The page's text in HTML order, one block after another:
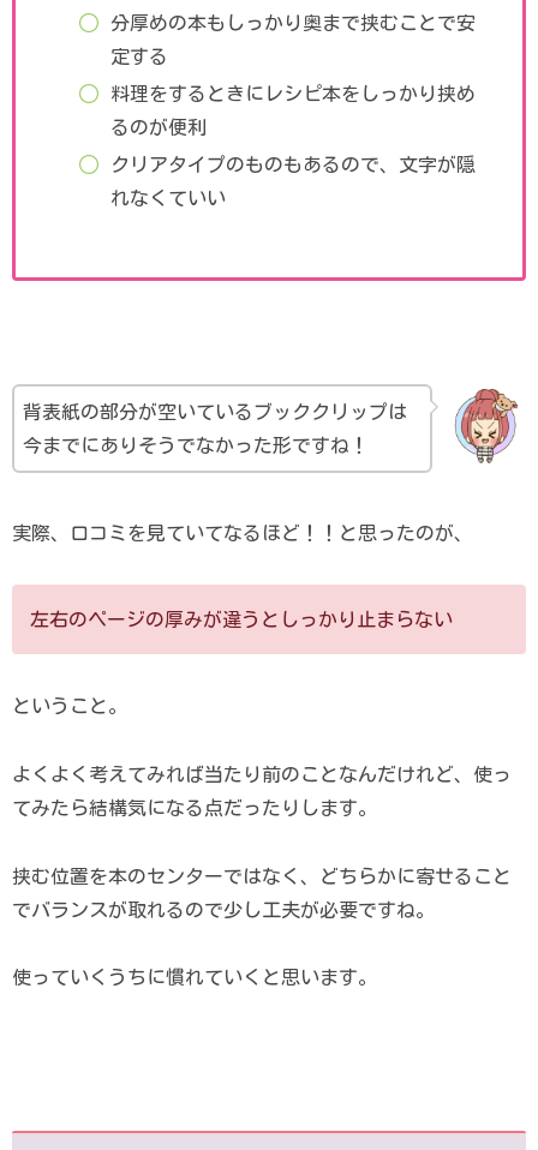
分厚めの本もしっかり奥まで挟むことで安
定する
料理をするときにレシピ本をしっかり挟め
るのが便利
クリアタイプのものもあるので、文字が隠
れなくていい
背表紙の部分が空いているブッククリップは
今までにありそうでなかった形ですね！
実際、口コミを見ていてなるほど！！と思ったのが、
左右のページの厚みが違うとしっかり止まらない
ということ。
よくよく考えてみれば当たり前のことなんだけれど、使っ
てみたら結構気になる点だったりします。
挟む位置を本のセンターではなく、どちらかに寄せること
でバランスが取れるので少し工夫が必要ですね。
使っていくうちに慣れていくと思います。